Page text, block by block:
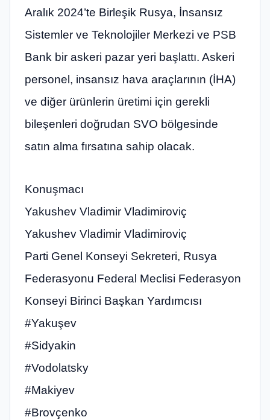
Aralık 2024’te Birleşik Rusya, İnsansız
Sistemler ve Teknolojiler Merkezi ve PSB
Bank bir askeri pazar yeri başlattı. Askeri
personel, insansız hava araçlarının (İHA)
ve diğer ürünlerin üretimi için gerekli
bileşenleri doğrudan SVO bölgesinde
satın alma fırsatına sahip olacak.
Konuşmacı
Yakushev Vladimir Vladimiroviç
Yakushev Vladimir Vladimiroviç
Parti Genel Konseyi Sekreteri, Rusya
Federasyonu Federal Meclisi Federasyon
Konseyi Birinci Başkan Yardımcısı
#Yakuşev
#Sidyakin
#Vodolatsky
#Makiyev
#Brovçenko